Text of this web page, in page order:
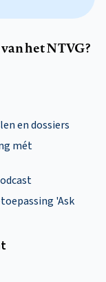
het NTVG?
en dossiers
mét
'Ask